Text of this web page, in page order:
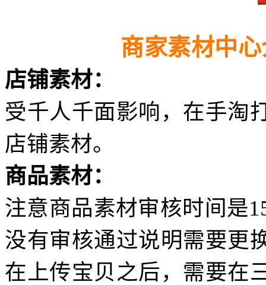
商家素材中
店铺素材：
受千人千面影响，在手淘
店铺素材。
商品素材：
注意商品素材审核时间是
没有审核通过说明需要更
在上传宝贝之后，需要在